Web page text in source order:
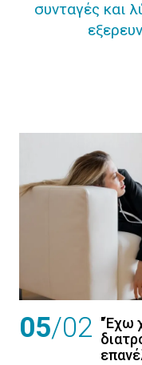
συνταγές και
05/02 "Έχω